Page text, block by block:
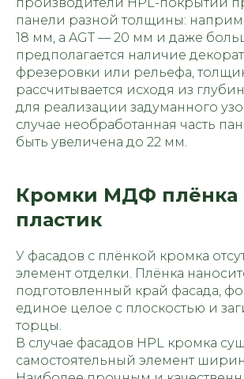
панели разной толщины:
18 мм, а AGT — 20 мм и даже
предполагается наличие
фрезеровки или рельефа,
рассчитывается исходя из
для реализации задуманного
случае необработанная часть
быть увеличена до 22 мм.
Кромки МДФ плёнка
пластик
У фасадов с плёнкой кромка
элемент отделки. Плёнка
подготовленный край фасада,
единое целое с плоскостью и
торцы.
В случае фасадов HPL кромка
самостоятельный элемент